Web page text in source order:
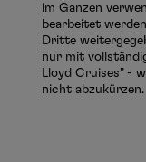
im Ganzen
bearbeitet
Dritte
nur mit
Lloyd Cruises" -
nicht abzukürzen.